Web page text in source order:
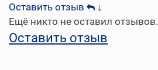
Оставить отзыв
↓
Ещё никто не оставил отзывов.
Оставить отзыв